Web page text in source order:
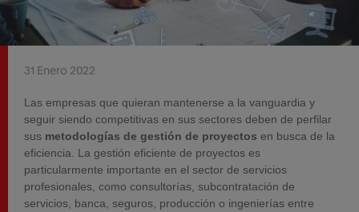
31 Enero 2022
Las empresas que quieran mantenerse a la vanguardia y
seguir siendo competitivas en sus sectores deben de perfilar
sus metodologías de gestión de proyectos en busca de la
eficiencia. La gestión eficiente de proyectos es
particularmente importante en el sector de servicios
profesionales, como consultorías, subcontratación de
servicios, banca, seguros, producción o ingenierías entre